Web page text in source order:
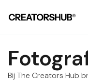
Bij The Creators Hub